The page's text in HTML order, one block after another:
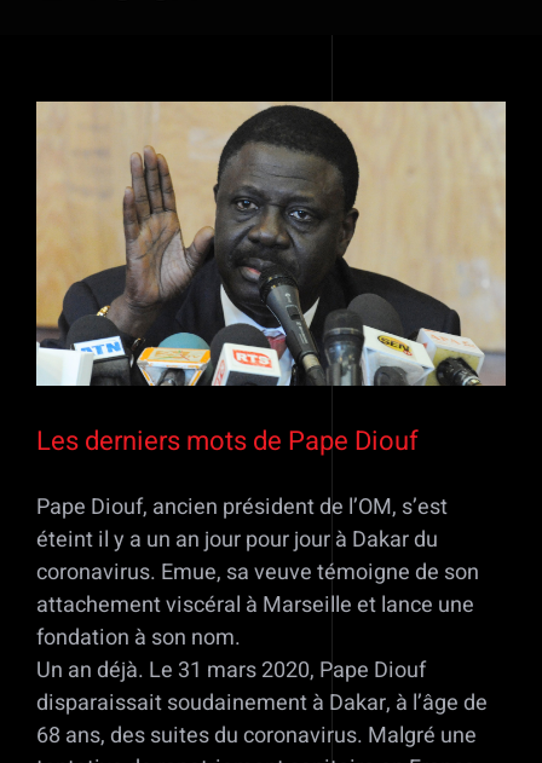
l'image
agrandie
Les derniers mots de Pape Diouf
Pape Diouf, ancien président de l’OM, s’est
éteint il y a un an jour pour jour à Dakar du
coronavirus. Emue, sa veuve témoigne de son
attachement viscéral à Marseille et lance une
fondation à son nom.
Un an déjà. Le 31 mars 2020, Pape Diouf
disparaissait soudainement à Dakar, à l’âge de
68 ans, des suites du coronavirus. Malgré une